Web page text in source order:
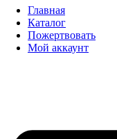
Главная
Каталог
Пожертвовать
Мой аккаунт